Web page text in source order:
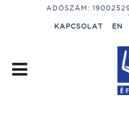
ADÓSZÁM:
KAPCSOLAT
EN